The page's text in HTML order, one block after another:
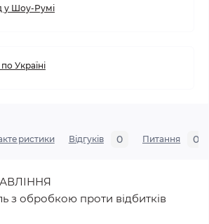
у Шоу-Румі
Україні
Відгуків 0 Питання 0
з обробкою проти відбитків